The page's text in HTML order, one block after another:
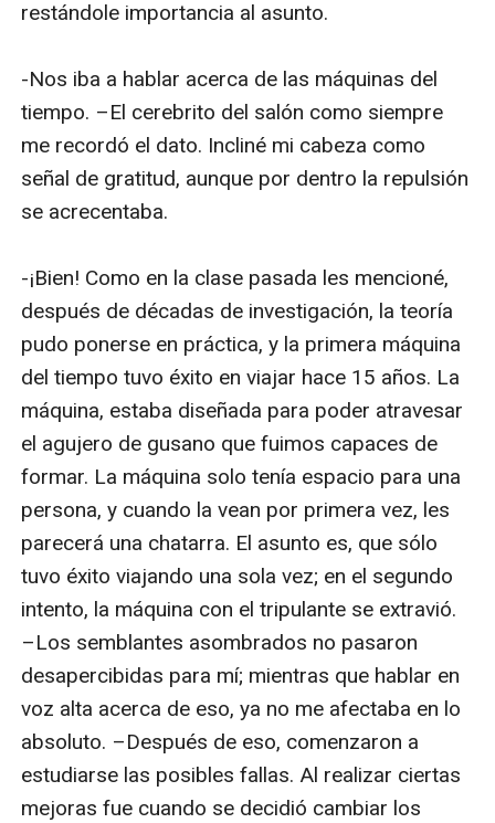
restándole importancia al asunto.
-Nos iba a hablar acerca de las máquinas del
tiempo. –El cerebrito del salón como siempre
me recordó el dato. Incliné mi cabeza como
señal de gratitud, aunque por dentro la repulsión
se acrecentaba.
-¡Bien! Como en la clase pasada les mencioné,
después de décadas de investigación, la teoría
pudo ponerse en práctica, y la primera máquina
del tiempo tuvo éxito en viajar hace 15 años. La
máquina, estaba diseñada para poder atravesar
el agujero de gusano que fuimos capaces de
formar. La máquina solo tenía espacio para una
persona, y cuando la vean por primera vez, les
parecerá una chatarra. El asunto es, que sólo
tuvo éxito viajando una sola vez; en el segundo
intento, la máquina con el tripulante se extravió.
–Los semblantes asombrados no pasaron
desapercibidas para mí; mientras que hablar en
voz alta acerca de eso, ya no me afectaba en lo
absoluto. –Después de eso, comenzaron a
estudiarse las posibles fallas. Al realizar ciertas
mejoras fue cuando se decidió cambiar los